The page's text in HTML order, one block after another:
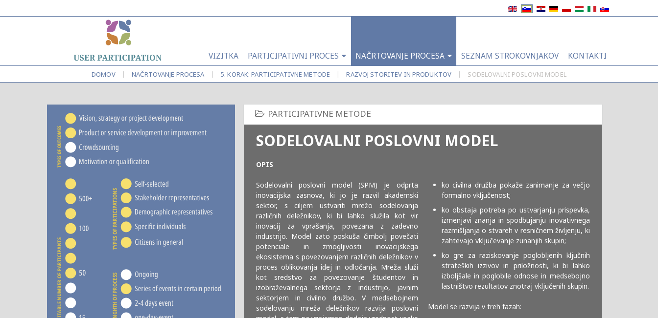
VIZITKA PARTICIPATIVNI PROCES NAČRTOVANJE PROCESA SEZNAM STROKOVNJAKOV KONTAKTI
DOMOV | NAČRTOVANJE PROCESA | 5. KORAK: PARTICIPATIVNE METODE | RAZVOJ STORITEV IN PRODUKTOV | SODELOVALNI POSLOVNI MODEL
SODELOVALNI POSLOVNI MODEL
OPIS
Sodelovalni poslovni model (SPM) je odprta
inovacijska zasnova, ki jo je razvil akademski
sektor, s ciljem ustvariti mrežo sodelovanja
različnih deležnikov, ki bi lahko služila kot vir
inovacij za vprašanja, povezana z zadevno
industrijo. Model zato poskuša čimbolj povečati
potenciale in zmogljivosti inovacijskega
ekosistema s povezovanjem različnih deležnikov v
proces oblikovanja idej in odločanja. Mreža služi
kot sredstvo za povezovanje študentov in
izobraževalnega sektorja z industrijo, javnim
sektorjem in civilno družbo. V medsebojnem
sodelovanju mreža deležnikov razvija poslovni
ko civilna družba pokaže zanimanje za večjo
formalno vključenost;
ko obstaja potreba po ustvarjanju prispevka,
izmenjavi znanja in spodbujanju inovativnega
razmišljanja o stvareh v resničnem življenju, ki
zahtevajo vključevanje zunanjih skupin;
ko gre za raziskovanje poglobljenih ključnih
strateških izzivov in priložnosti, ki bi lahko
izboljšale in poglobile odnose in medsebojno
lastništvo rezultatov znotraj vključenih skupin.
Model se razvija v treh fazah: